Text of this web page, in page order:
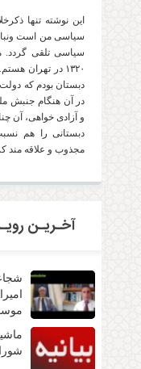
این نوشته تنها
سیاسی من است
سیاسی تلقی گردد.
دبستان بودم که
در آن هنگام جنبش
و آزادی خواهی، آن
دبستانی را هم
مجذوب و علاقه مند
آخـریـن